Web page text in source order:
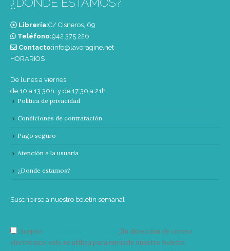
Librería:C/ Cisneros, 69
Teléfono:‭942 375 226‬
Contacto:info@lavoragine.net
HORARIOS
De lunes a viernes
de 10 a 13:30h. y de 17:30 a 21h.
Política de privacidad
Condiciones de contratación
Pago seguro
Atención a la usuaria
¿Donde estamos?
Suscribirse a nuestro boletín semanal
Acepto
Su dirección de correo
electrónico solo se utiliza para enviarle nuestro boletín